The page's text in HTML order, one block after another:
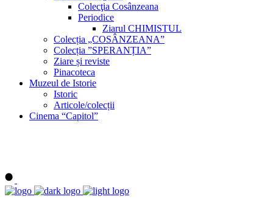
Colecţia Cosânzeana
Periodice
Ziarul CHIMISTUL
Colecția „COSÂNZEANA”
Colecția ”SPERANȚIA”
Ziare și reviste
Pinacoteca
Muzeul de Istorie
Istoric
Articole/colecții
Cinema “Capitol”